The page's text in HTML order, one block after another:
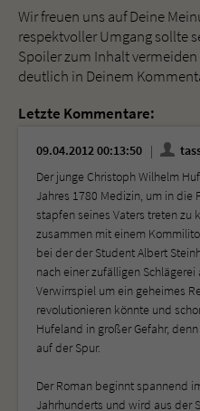
Wir freuen uns auf Deine
respektvoller Umgang sollte
Spoiler zum Inhalt
deutlich in Deinem
Letzte Kommentare:
09.04.2012 00:13:50
Der junge Christoph Wilhelm
Jahres 1780 Medizin, um in die
stapfen seines Vaters treten zu
zusammen mit einem
bei der der Student Albert
nach einer zufälligen
Verwirrspiel um ein geheimes
revolutionieren könnte und
Hufeland in großer Gefahr,
auf der Spur.
Der Roman beginnt spannend
Jahrhunderts und wird aus der